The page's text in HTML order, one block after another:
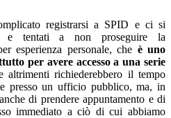
registrarsi a SPID e ci si
e tentati a non proseguire la
esperienza personale, che è uno
per avere accesso a una serie
altrimenti richiederebbero il tempo
presso un ufficio pubblico, ma, in
di prendere appuntamento e di
immediato a ciò di cui abbiamo